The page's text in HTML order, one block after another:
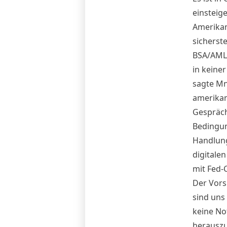
BSA/
in
sagte
mit Fed-
Der
sind
keine